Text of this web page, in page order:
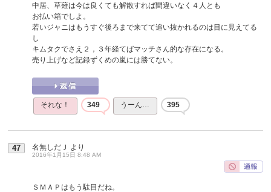
中居、草薙は今は良くても解散すれば間違いなく４人とも
お払い箱でしよ。
若いジャニはもうすぐ後ろまで来てて追い抜かれるのは目に見えてる
し
キムタクでさえ２，３年経てばマッチさん的な存在になる。
売り上げなど記録ずくめの嵐には勝てない。
それな！ 349 うーん… 395
47 名無しだＪ より
2016年1月15日 8:48 AM
ＳＭＡＰはもう駄目だね。